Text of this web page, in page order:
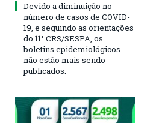
Devido a diminuição no
número de casos de COVID-
19, e seguindo as orientações
do 11° CRS/SESPA, os
boletins epidemiológicos
não estão mais sendo
publicados.